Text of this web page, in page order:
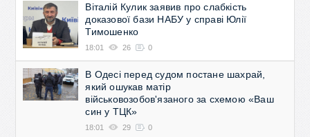
Віталій Кулик заявив про слабкість
доказової бази НАБУ у справі Юлії
Тимошенко
18:01 26 0
В Одесі перед судом постане шахрай,
який ошукав матір
військовозобов'язаного за схемою «Ваш
син у ТЦК»
18:01 29 0